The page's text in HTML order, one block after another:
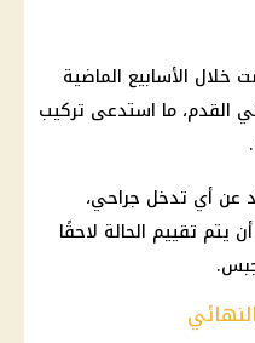
خلال الأسابيع الماضية
القدم، ما استدعى تركيب
عن أي تدخل جراحي،
يتم تقييم الحالة لاحقًا